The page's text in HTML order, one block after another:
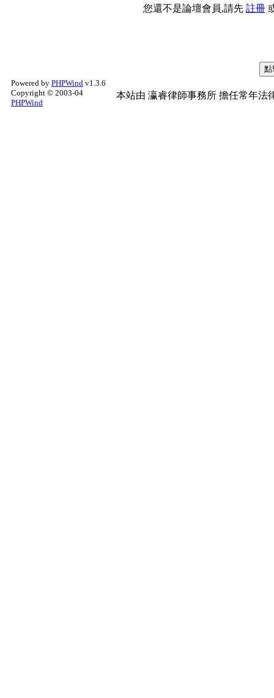
您還不是論壇會員,請先 註冊
Powered by PHPWind v1.3.6
Copyright © 2003-04
PHPWind
本站由 瀛睿律師事務所 擔任常年法